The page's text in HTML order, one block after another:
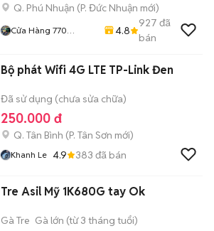
Q. Phú Nhuận (P. Đức Nhuận mới)
Cửa Hàng 770
4.8
927 đã
bán
Bộ phát Wifi 4G LTE TP-Link Đen
Đã sử dụng (chưa sửa chữa)
250.000 đ
Q. Tân Bình (P. Tân Sơn mới)
Khanh Le 4.9 383 đã bán
Tre Asil Mỹ 1K680G tay Ok
Gà Tre Gà lớn (từ 3 tháng tuổi)